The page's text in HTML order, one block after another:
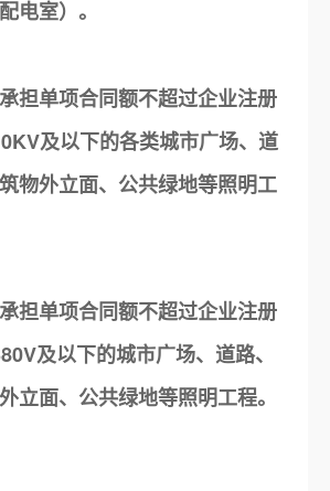
电室）。
担单项合同额不超过企业注册
及以下的各类城市广场、道
物外立面、公共绿地等照明工
担单项合同额不超过企业注册
及以下的城市广场、道路、
立面、公共绿地等照明工程。